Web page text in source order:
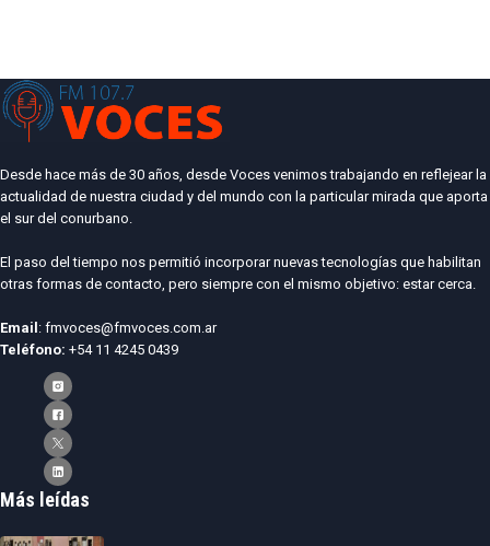
Desde hace más de 30 años, desde Voces venimos trabajando en reflejear la
actualidad de nuestra ciudad y del mundo con la particular mirada que aporta
el sur del conurbano.
El paso del tiempo nos permitió incorporar nuevas tecnologías que habilitan
otras formas de contacto, pero siempre con el mismo objetivo: estar cerca.
Email : fmvoces@fmvoces.com.ar
Teléfono: +54 11 4245 0439
Más leídas